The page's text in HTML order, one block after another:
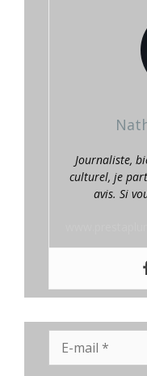
Journaliste,
culturel, je
avis. Si
mail